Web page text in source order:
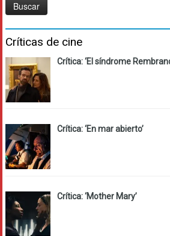
Críticas de cine
Crítica: ‘El síndrome
Crítica: ‘En mar abierto’
Crítica: ‘Mother Mary’